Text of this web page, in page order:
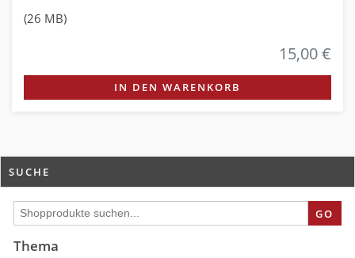
(26 MB)
15,00 €
IN DEN WARENKORB
SUCHE
GO
Thema